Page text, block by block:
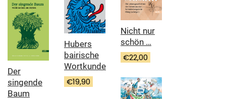
Nicht nur
schön …
€22,00
Hubers
bairische
Wortkunde
€19,90
Der
singende
Baum